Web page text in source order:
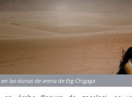
las dunas de arena de Erg Chigaga